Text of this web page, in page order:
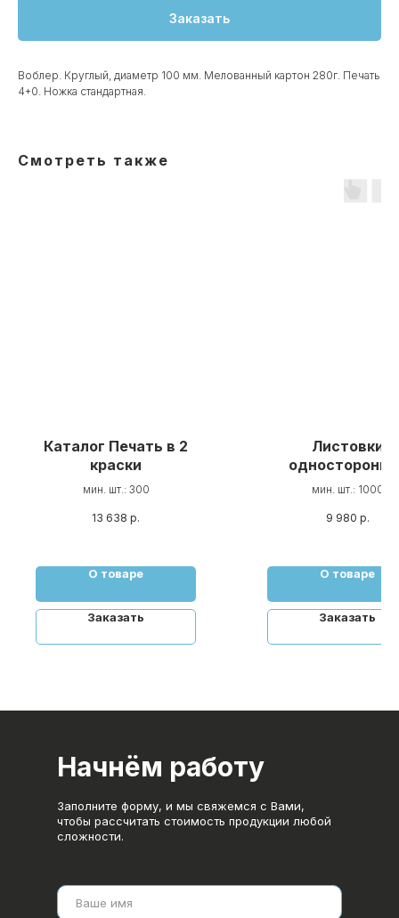
Заказать
Воблер. Круглый, диаметр 100 мм. Мелованный картон 280г. Печать
4+0. Ножка стандартная.
Смотреть также
Каталог Печать в 2
краски
мин. шт.: 300
13 638 р.
О товаре
Заказать
Листовки
мин. шт.: 1000
9 980 р.
О товаре
Заказать
Начнём работу
Заполните форму, и мы свяжемся с Вами,
чтобы рассчитать стоимость продукции любой
сложности.